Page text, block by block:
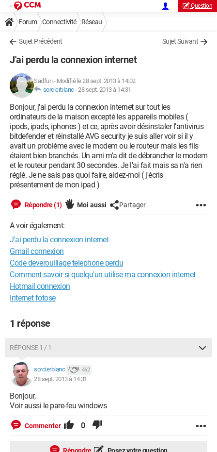
Question
Forum Connectivité Réseau
Sujet Précédent Sujet Suivant
J'ai perdu la connexion internet
Sadfun- Modifié le 28 sept. 2013 à 14:02
sorcierblanc-28 sept. 2013 à 14:31
Bonjour, j'ai perdu la connexion internet sur tout les
ordinateurs de la maison excepté les appareils mobiles (
ipods, ipads, iphones ) et ce, après avoir désinstaler l'antivirus
bitdefender et réinstallé AVG security je suis aller voir si il y
avait un problème avec le modem ou le routeur mais les fils
étaient bien branchés. Un ami m'a dit de débrancher le modem
et le routeur pendant 30 secondes. Je l'ai fait mais sa n'a rien
réglé. Je ne sais pas quoi faire, aidez-moi ( j'écris
présentement de mon ipad )
Répondre (1) Moi aussi Partager
A voir également:
J'ai perdu la connexion internet
Gmail connexion
Code deverouillage telephone perdu
Comment savoir si quelqu'un utilise ma connexion internet
Hotmail connexion
Internet fotose
1 réponse
RÉPONSE 1 / 1
sorcierblanc 462
28 sept. 2013 à 14:31
Bonjour,
Voir aussi le pare-feu windows
Commenter 0